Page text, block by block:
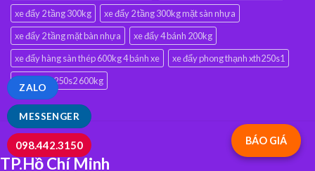
xe đẩy 2 tầng 300kg
xe đẩy 2 tầng 300kg mặt sàn nhựa
xe đẩy 2 tầng mặt bàn nhựa
xe đẩy 4 bánh 200kg
xe đẩy hàng sàn thép 600kg 4 bánh xe
xe đẩy phong thạnh xth250s1
xe đẩy xth250s2 600kg
TP.Hồ Chí Minh
BÁO GIÁ
MESSENGER
ZALO
098.442.3150